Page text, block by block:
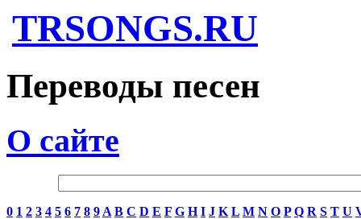
TRSONGS.RU
Переводы песен
О сайте
0 1 2 3 4 5 6 7 8 9 A B C D E F G H I J K L M N O P Q R S T U